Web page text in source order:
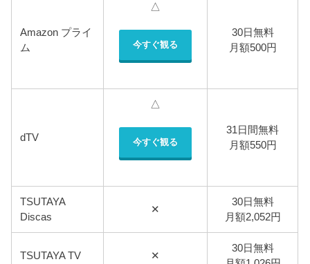
Amazon プライ
ム
△
今すぐ観る
30日無料
月額500円
dTV
△
今すぐ観る
31日間無料
月額550円
TSUTAYA
Discas
✕
30日無料
月額2,052円
TSUTAYA TV ✕
30日無料